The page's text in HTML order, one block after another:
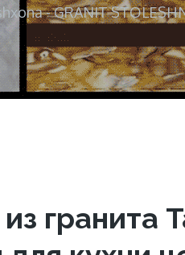
- GRANIT
гранита